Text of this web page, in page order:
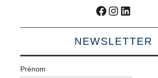
Facebook
Instagram
LinkedIn
NEWSLETTER
Prénom